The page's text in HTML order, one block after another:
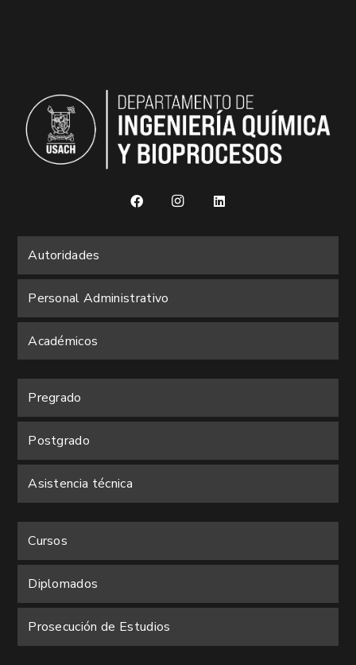
Autoridades
Personal Administrativo
Académicos
Pregrado
Postgrado
Asistencia técnica
Cursos
Diplomados
Prosecución de Estudios